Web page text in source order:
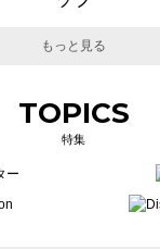
もっと見る
TOPICS
特集